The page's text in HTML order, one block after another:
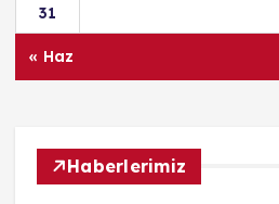
31
« Haz
Haberlerimiz